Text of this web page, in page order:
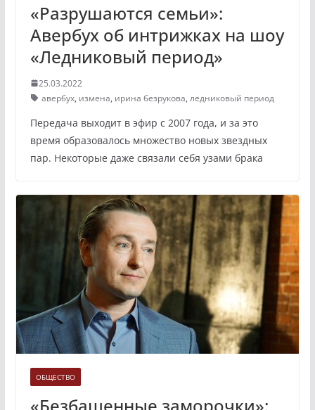
«Разрушаются семьи»:
Авербух об интрижках на шоу
«Ледниковый период»
25.03.2022
авербух, измена, ирина безрукова, ледниковый период
Передача выходит в эфир с 2007 года, и за это
время образовалось множество новых звездных
пар. Некоторые даже связали себя узами брака
ОБЩЕСТВО